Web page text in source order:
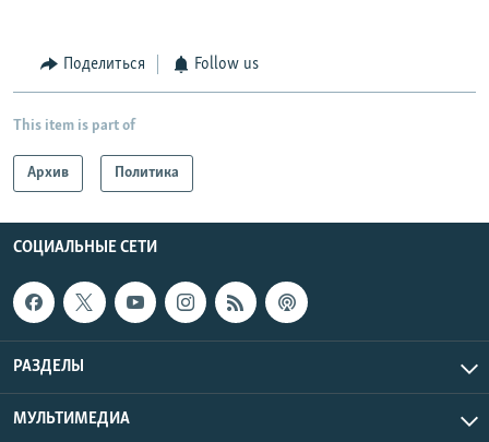
Поделиться Follow us
This item is part of
Архив Политика
СОЦИАЛЬНЫЕ СЕТИ
РАЗДЕЛЫ
МУЛЬТИМЕДИА